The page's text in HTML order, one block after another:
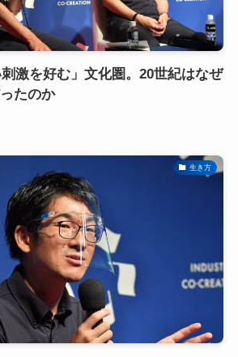
激を好む」文化圏。20世紀はなぜ
たのか
生き方